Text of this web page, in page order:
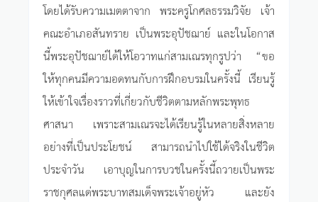
โดยได้รับความเมตตาจาก พระครูโกศลธรรมวิจัย เจ้า
คณะอำเภอสันทราย เป็นพระอุปัชฌาย์ และในโอกาส
นี้พระอุปัชฌาย์ได้ให้โอวาทแก่สามเณรทุกรูปว่า “ขอ
ให้ทุกคนมีความอดทนกับการฝึกอบรมในครั้งนี้ เรียนรู้
ให้เข้าใจเรื่องราวที่เกี่ยวกับชีวิตตามหลักพระพุทธ
ศาสนา เพราะสามเณรจะได้เรียนรู้ในหลายสิ่งหลาย
อย่างที่เป็นประโยชน์ สามารถนำไปใช้ได้จริงในชีวิต
ประจำวัน เอาบุญในการบวชในครั้งนี้ถวายเป็นพระ
ราชกุศลแด่พระบาทสมเด็จพระเจ้าอยู่หัว และยัง